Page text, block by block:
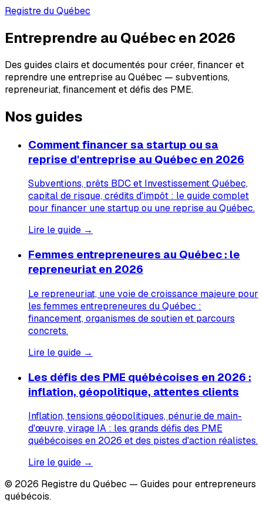
Registre du Québec
Entreprendre au Québec en 2026
Des guides clairs et documentés pour créer, financer et
reprendre une entreprise au Québec — subventions,
repreneuriat, financement et défis des PME.
Nos guides
Comment financer sa startup ou sa
reprise d'entreprise au Québec en 2026
Subventions, prêts BDC et Investissement Québec,
capital de risque, crédits d'impôt : le guide complet
pour financer une startup ou une reprise au Québec.
Lire le guide →
Femmes entrepreneures au Québec : le
repreneuriat en 2026
Le repreneuriat, une voie de croissance majeure pour
les femmes entrepreneures du Québec :
financement, organismes de soutien et parcours
concrets.
Lire le guide →
Les défis des PME québécoises en 2026 :
inflation, géopolitique, attentes clients
Inflation, tensions géopolitiques, pénurie de main-
d'œuvre, virage IA : les grands défis des PME
québécoises en 2026 et des pistes d'action réalistes.
Lire le guide →
© 2026 Registre du Québec — Guides pour entrepreneurs
québécois.